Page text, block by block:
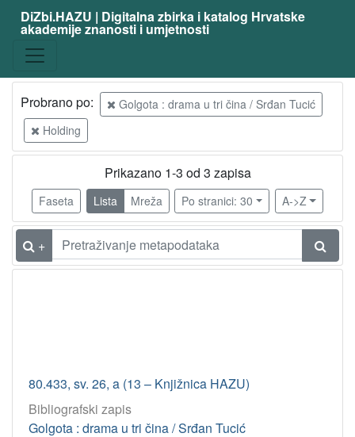
DiZbi.HAZU | Digitalna zbirka i katalog Hrvatske
akademije znanosti i umjetnosti
Probrano po:
Golgota : drama u tri čina / Srđan Tucić
Holding
Prikazano 1-3 od 3 zapisa
Faseta Lista Mreža Po stranici: 30 A->Z
+
80.433, sv. 26, a (13 – Knjižnica HAZU)
Bibliografski zapis
Golgota : drama u tri čina / Srđan Tucić